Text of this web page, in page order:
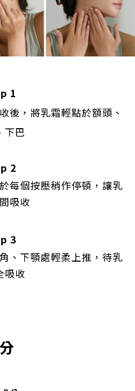
1
後，將乳霜輕點於額頭、
下巴
2
每個按壓稍作停頓，讓乳
吸收
3
、下顎處輕柔上推，待乳
吸收